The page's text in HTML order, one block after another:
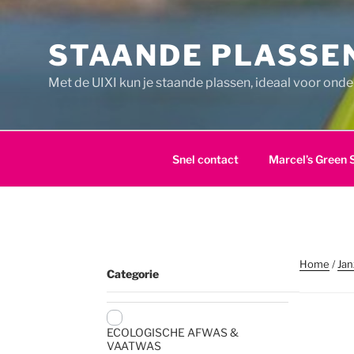
STAANDE
Met de UIXI kun je staande plassen, ideaal voor
Snel contact Marcel’s Green
Home /
Categorie
ECOLOGISCHE AFWAS &
VAATWAS